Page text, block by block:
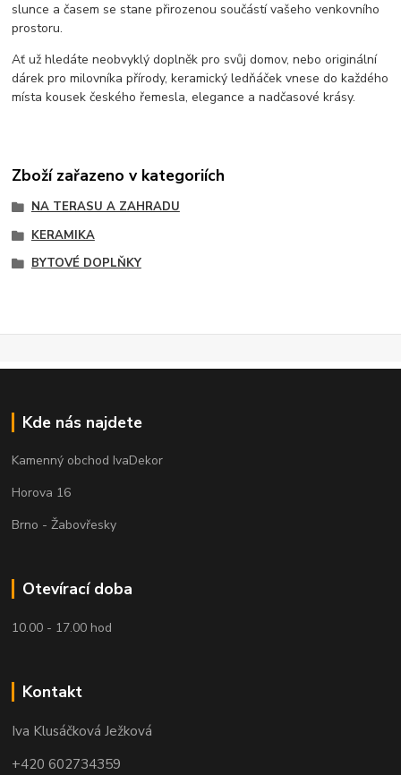
slunce a časem se stane přirozenou součástí vašeho venkovního
prostoru.
Ať už hledáte neobvyklý doplněk pro svůj domov, nebo originální
dárek pro milovníka přírody, keramický ledňáček vnese do každého
místa kousek českého řemesla, elegance a nadčasové krásy.
Zboží zařazeno v kategoriích
NA TERASU A ZAHRADU
KERAMIKA
BYTOVÉ DOPLŇKY
Kde nás najdete
Kamenný obchod IvaDekor
Horova 16
Brno - Žabovřesky
Otevírací doba
10.00 - 17.00 hod
Kontakt
Iva Klusáčková Ježková
+420 602734359